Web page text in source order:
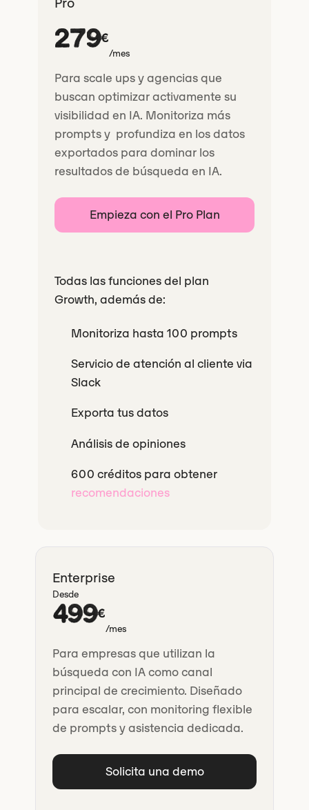
279€
/mes
Para scale ups y agencias que
buscan optimizar activamente su
visibilidad en IA. Monitoriza más
prompts y profundiza en los datos
exportados para dominar los
resultados de búsqueda en IA.
Empieza con el Pro Plan
Todas las funciones del plan
Growth, además de:
Monitoriza hasta 100 prompts
Servicio de atención al cliente via
Slack
Exporta tus datos
Análisis de opiniones
600 créditos para obtener
recomendaciones
Enterprise
Desde
499€
/mes
Para empresas que utilizan la
búsqueda con IA como canal
principal de crecimiento. Diseñado
para escalar, con monitoring flexible
de prompts y asistencia dedicada.
Solicita una demo